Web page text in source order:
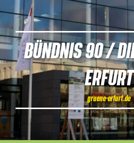
BÜNDNIS 90 /
ERFURT
gruene-erfurt.de